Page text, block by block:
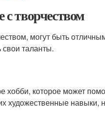
творчеством
могут быть
свои таланты.
хобби, которое может
художественные навыки,